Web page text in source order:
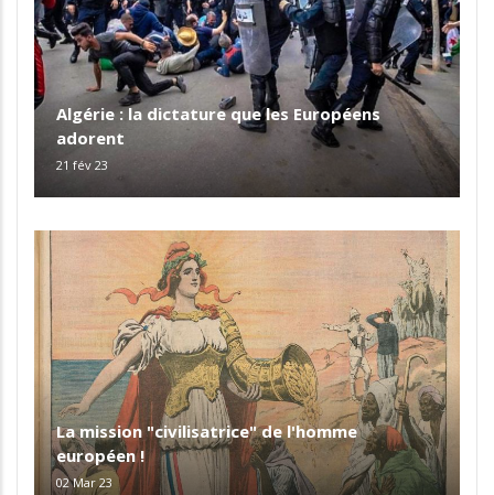
Algérie : la dictature que les Européens
adorent
21 fév 23
La mission "civilisatrice" de l'homme
européen !
02 Mar 23